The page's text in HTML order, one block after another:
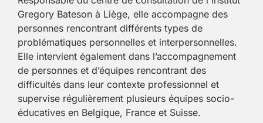
Gregory Bateson à Liège, elle accompagne des
personnes rencontrant différents types de
problématiques personnelles et interpersonnelles.
Elle intervient également dans l’accompagnement
de personnes et d’équipes rencontrant des
difficultés dans leur contexte professionnel et
supervise régulièrement plusieurs équipes socio-
éducatives en Belgique, France et Suisse.